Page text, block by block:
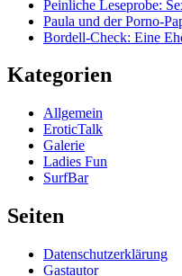
Peinliche Leseprobe:
Paula und der Porno-
Bordell-Check: Eine
Kategorien
Allgemein
EroticTalk
Galerie
Ladies Fun
SurfBar
Seiten
Datenschutzerklärung
Gastautor